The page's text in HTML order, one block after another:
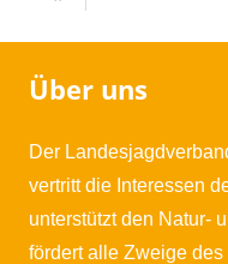
Über uns
Der
vertritt die Interessen
unterstützt den Natur-
fördert alle Zweige